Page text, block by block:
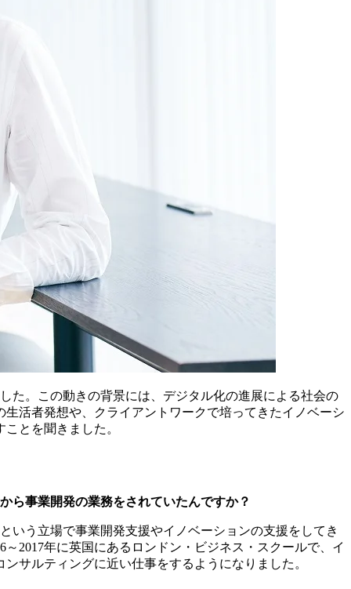
た。この動きの背景には、デジタル化の進展による社会の
活者発想や、クライアントワークで培ってきたイノベーシ
とを聞きました。
ら事業開発の業務をされていたんですか？
いう立場で事業開発支援やイノベーションの支援をしてき
2017年に英国にあるロンドン・ビジネス・スクールで、イ
サルティングに近い仕事をするようになりました。